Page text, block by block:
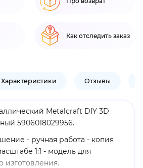
Как отследить заказ
Характеристики Отзывы
Metalcraft DIY 3D
5906018029956.
- ручная работа - копия
1:1 - модель для
изготовления.